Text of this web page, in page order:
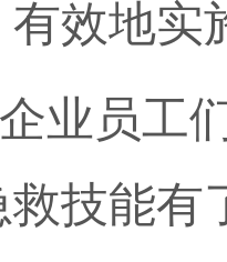
效地实
业员工
技能有